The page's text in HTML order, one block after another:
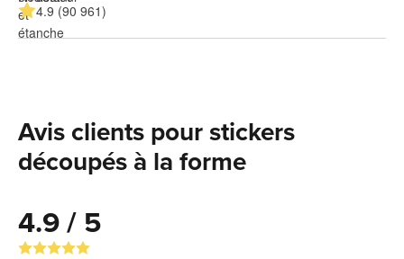
4.9 (90 961)
Avis clients pour stickers
découpés à la forme
4.9 / 5